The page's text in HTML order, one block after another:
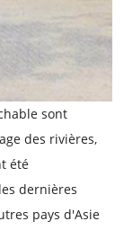
sont
des rivières,
été
dernières
pays d'Asie